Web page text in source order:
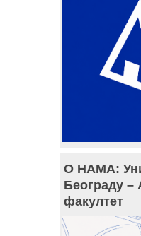
О НАМА:
Београду –
факултет